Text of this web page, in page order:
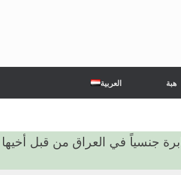
العربية هبة